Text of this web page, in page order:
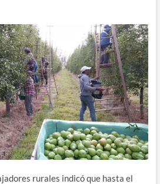
rurales indicó que hasta el